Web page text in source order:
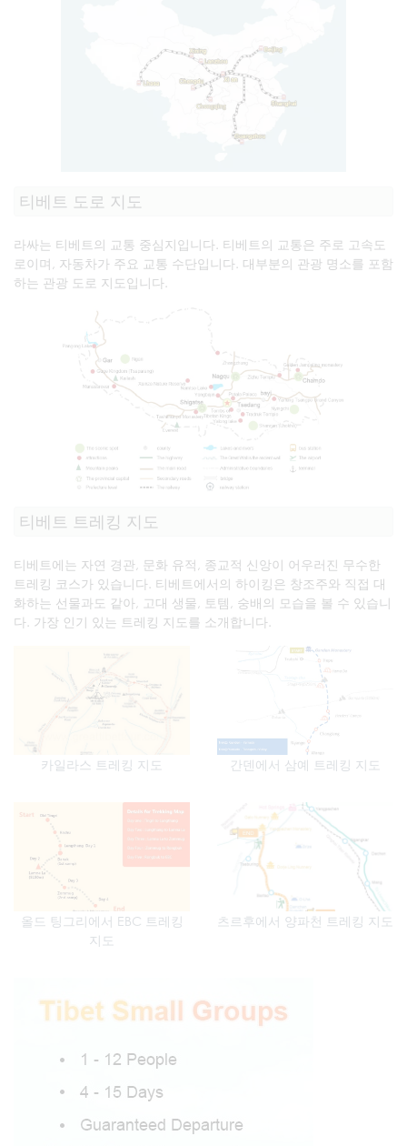
티베트 도로 지도
라싸는 티베트의 교통 중심지입니다. 티베트의 교통은 주로 고속도
로이며, 자동차가 주요 교통 수단입니다. 대부분의 관광 명소를 포함
하는 관광 도로 지도입니다.
티베트 트레킹 지도
티베트에는 자연 경관, 문화 유적, 종교적 신앙이 어우러진 무수한
트레킹 코스가 있습니다. 티베트에서의 하이킹은 창조주와 직접 대
화하는 선물과도 같아, 고대 생물, 토템, 숭배의 모습을 볼 수 있습니
다. 가장 인기 있는 트레킹 지도를 소개합니다.
카일라스 트레킹 지도 간덴에서 삼예 트레킹 지도
올드 팅그리에서 EBC 트레킹
지도
츠르후에서 양파천 트레킹 지도